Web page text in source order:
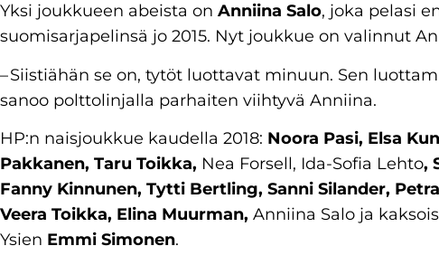
Yksi joukkueen abeista on Anniina Salo, joka pelasi
suomisarjapelinsä jo 2015. Nyt joukkue on valinnut
– Siistiähän se on, tytöt luottavat minuun. Sen
sanoo polttolinjalla parhaiten viihtyvä Anniina.
HP:n naisjoukkue kaudella 2018: Noora Pasi, Elsa
Pakkanen, Taru Toikka, Nea Forsell, Ida-Sofia Lehto,
Fanny Kinnunen, Tytti Bertling, Sanni Silander,
Veera Toikka, Elina Muurman, Anniina Salo ja
Ysien Emmi Simonen.